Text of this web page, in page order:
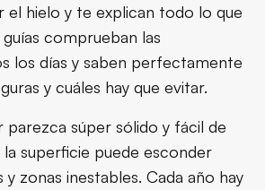
el hielo y te explican todo lo que
comprueban las
los días y saben perfectamente
y cuáles hay que evitar.
parezca súper sólido y fácil de
la superficie puede esconder
zonas inestables. Cada año hay